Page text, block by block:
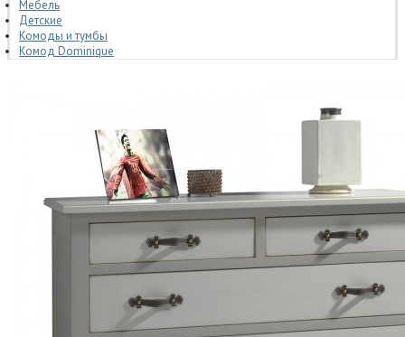
Мебель
Детские
Комоды и тумбы
Комод Dominique